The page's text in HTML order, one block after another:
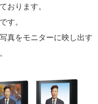
おります。
す。
真をモニターに映し出す